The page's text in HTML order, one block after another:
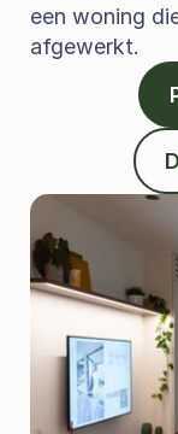
een woning
afgewerkt.